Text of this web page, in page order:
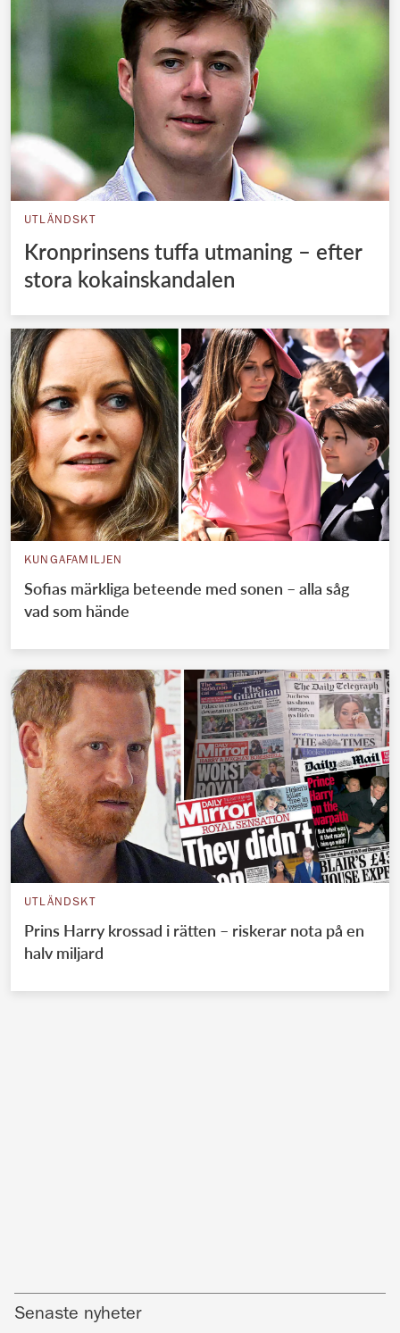
UTLÄNDSKT
Kronprinsens tuffa utmaning – efter
stora kokainskandalen
KUNGAFAMILJEN
Sofias märkliga beteende med sonen – alla såg
vad som hände
UTLÄNDSKT
Prins Harry krossad i rätten – riskerar nota på en
halv miljard
Senaste nyheter